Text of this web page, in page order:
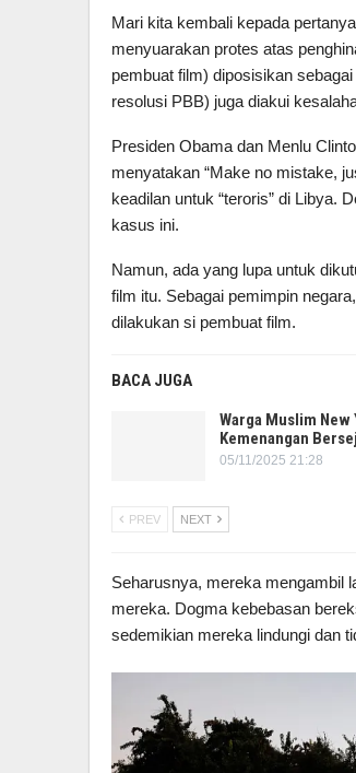
Mari kita kembali kepada
menyuarakan protes atas
pembuat film) diposisikan
resolusi PBB) juga diakui
Presiden Obama dan Menlu
menyatakan “Make no mistake,
keadilan untuk “teroris” di Libya.
kasus ini.
Namun, ada yang lupa untuk
film itu. Sebagai pemimpin
dilakukan si pembuat film.
BACA JUGA
Warga Muslim New
Kemenangan
05/11/2025 21:28
PREV NEXT
Seharusnya, mereka mengambil
mereka. Dogma kebebasan
sedemikian mereka lindungi dan